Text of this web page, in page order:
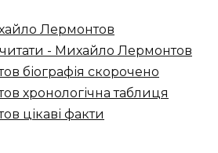
Лермонтов
читати - Михайло Лермонтов
біографія скорочено
хронологічна таблиця
цікаві факти